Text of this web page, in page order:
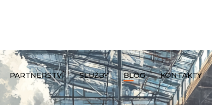
PARTNERSTVÍ SLUŽBY BLOG KONTAKTY